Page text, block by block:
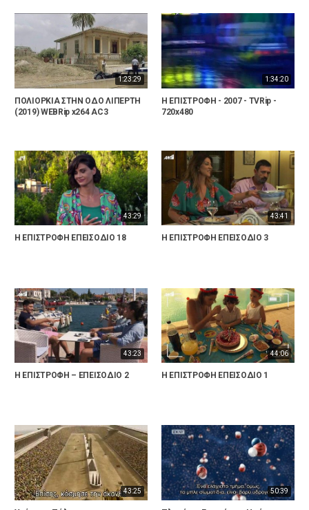
1:23:29
ΠΟΛΙΟΡΚΙΑ ΣΤΗΝ ΟΔΟ ΛΙΠΕΡΤΗ
(2019) WEBRip x264 AC3
1:34:20
Η ΕΠΙΣΤΡΟΦΗ - 2007 - TVRip -
720x480
43:29
Η ΕΠΙΣΤΡΟΦΗ ΕΠΕΙΣΟΔΙΟ 18
43:41
Η ΕΠΙΣΤΡΟΦΗ ΕΠΕΙΣΟΔΙΟ 3
43:23
Η ΕΠΙΣΤΡΟΦΗ – ΕΠΕΙΣΟΔΙΟ 2
44:06
Η ΕΠΙΣΤΡΟΦΗ ΕΠΕΙΣΟΔΙΟ 1
43:25 50:39